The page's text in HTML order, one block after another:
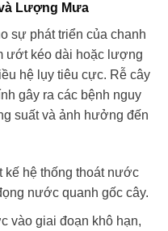
Lượng Mưa
sự phát triển của chanh
ướt kéo dài hoặc lượng
hệ lụy tiêu cực. Rễ cây
gây ra các bệnh nguy
suất và ảnh hưởng đến
kế hệ thống thoát nước
nước quanh gốc cây.
vào giai đoạn khô hạn,